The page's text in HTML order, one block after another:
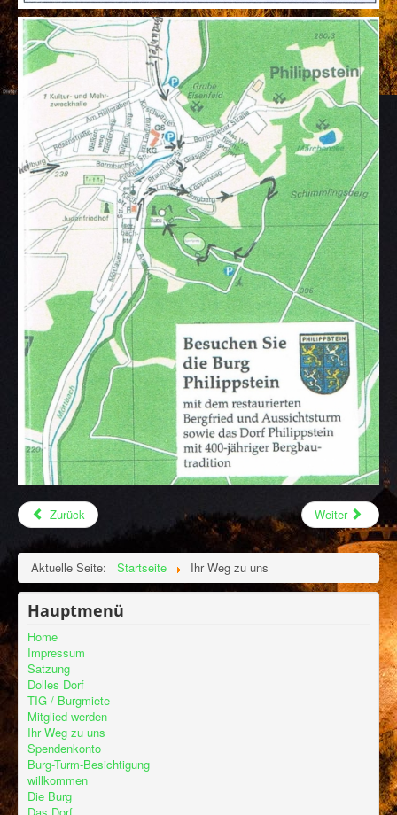
Zurück Weiter
Aktuelle Seite: Startseite Ihr Weg zu uns
Hauptmenü
Home
Impressum
Satzung
Dolles Dorf
TIG / Burgmiete
Mitglied werden
Ihr Weg zu uns
Spendenkonto
Burg-Turm-Besichtigung
willkommen
Die Burg